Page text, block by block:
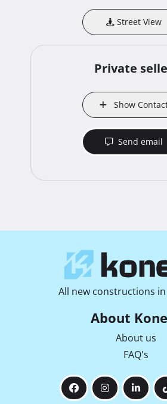
Street View
Private
Show
Send email
All new constructions
About
About us
FAQ's